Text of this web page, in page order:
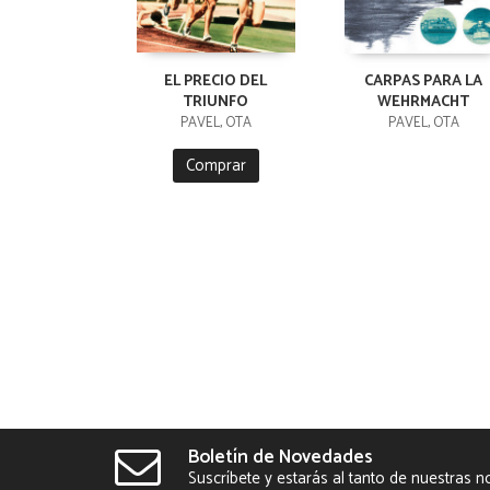
EL PRECIO DEL
TRIUNFO
PAVEL, OTA
Comprar
CARPAS PARA LA
WEHRMACHT
PAVEL, OTA
Boletín de Novedades
Suscríbete y estarás al tanto de nuestras